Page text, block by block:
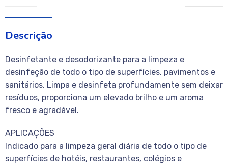
Descrição
Desinfetante e desodorizante para a limpeza e
desinfeção de todo o tipo de superfícies, pavimentos e
sanitários. Limpa e desinfeta profundamente sem deixar
resíduos, proporciona um elevado brilho e um aroma
fresco e agradável.
APLICAÇÕES
Indicado para a limpeza geral diária de todo o tipo de
superfícies de hotéis, restaurantes, colégios e